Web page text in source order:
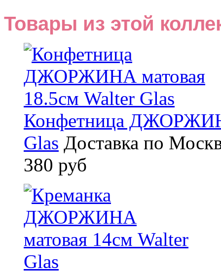
Товары из этой
Конфетница
Glas Доставка по
380 руб